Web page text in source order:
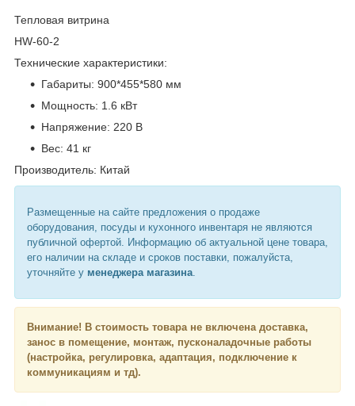
Тепловая витрина
HW-60-2
Технические характеристики:
Габариты: 900*455*580 мм
Мощность: 1.6 кВт
Напряжение: 220 В
Вес: 41 кг
Производитель: Китай
Размещенные на сайте предложения о продаже
оборудования, посуды и кухонного инвентаря не являются
публичной офертой. Информацию об актуальной цене товара,
его наличии на складе и сроков поставки, пожалуйста,
уточняйте у менеджера магазина.
Внимание! В стоимость товара не включена доставка,
занос в помещение, монтаж, пусконаладочные работы
(настройка, регулировка, адаптация, подключение к
коммуникациям и тд).